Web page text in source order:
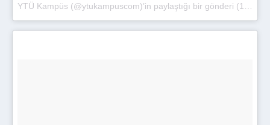
YTÜ Kampüs (@ytukampuscom)’in paylaştığı bir gönderi (13 Eyl 2017, 01:56 PDT